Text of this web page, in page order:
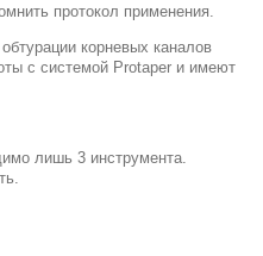
протокол применения.
корневых каналов
с системой Protaper и имеют
лишь 3 инструмента.